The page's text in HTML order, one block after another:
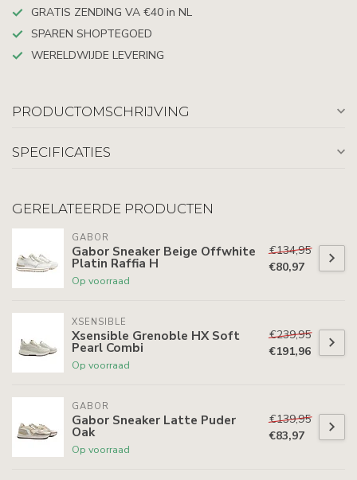
GRATIS ZENDING VA €40 in NL
SPAREN SHOPTEGOED
WERELDWIJDE LEVERING
PRODUCTOMSCHRIJVING
SPECIFICATIES
GERELATEERDE PRODUCTEN
GABOR
Gabor Sneaker Beige Offwhite
Platin Raffia H
Op voorraad
€134,95
€80,97
XSENSIBLE
Xsensible Grenoble HX Soft
Pearl Combi
Op voorraad
€239,95
€191,96
GABOR
Gabor Sneaker Latte Puder
Oak
Op voorraad
€139,95
€83,97